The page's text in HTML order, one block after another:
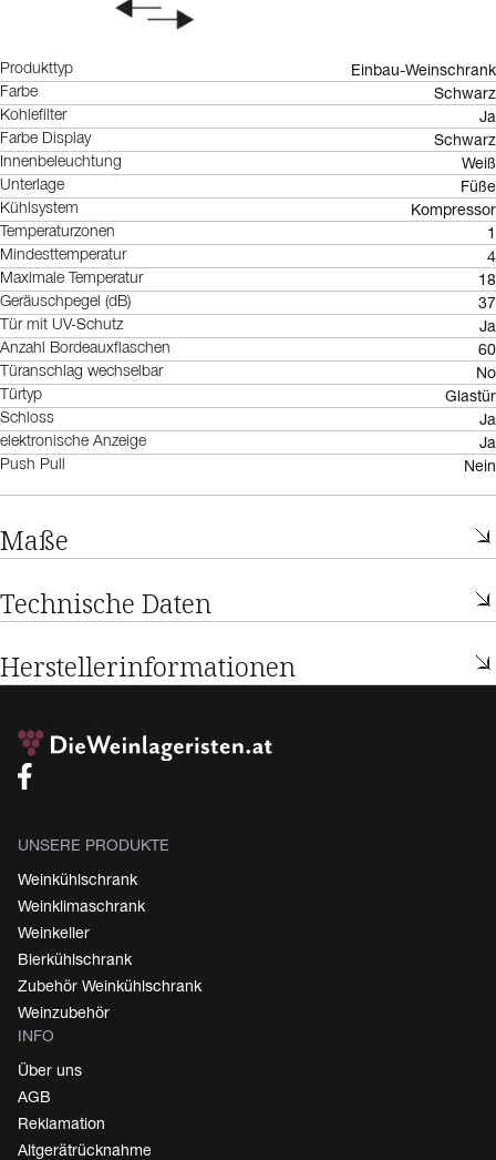
Produkttyp Einbau-Weinschrank
Farbe Schwarz
Kohlefilter Ja
Farbe Display Schwarz
Innenbeleuchtung Weiß
Unterlage Füße
Kühlsystem Kompressor
Temperaturzonen 1
Mindesttemperatur 4
Maximale Temperatur 18
Geräuschpegel (dB) 37
Tür mit UV-Schutz Ja
Anzahl Bordeauxflaschen 60
Türanschlag wechselbar No
Türtyp Glastür
Schloss Ja
elektronische Anzeige Ja
Push Pull Nein
Maße
Technische Daten
Herstellerinformationen
UNSERE PRODUKTE
Weinkühlschrank
Weinklimaschrank
Weinkeller
Bierkühlschrank
Zubehör Weinkühlschrank
Weinzubehör
INFO
Über uns
AGB
Reklamation
Altgerätrücknahme